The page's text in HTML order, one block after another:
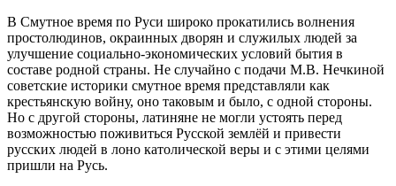
В Смутное время по Руси широко прокатились волнения
простолюдинов, окраинных дворян и служилых людей за
улучшение социально-экономических условий бытия в
составе родной страны. Не случайно с подачи М.В. Нечкиной
советские историки смутное время представляли как
крестьянскую войну, оно таковым и было, с одной стороны.
Но с другой стороны, латиняне не могли устоять перед
возможностью поживиться Русской землёй и привести
русских людей в лоно католической веры и с этими целями
пришли на Русь.